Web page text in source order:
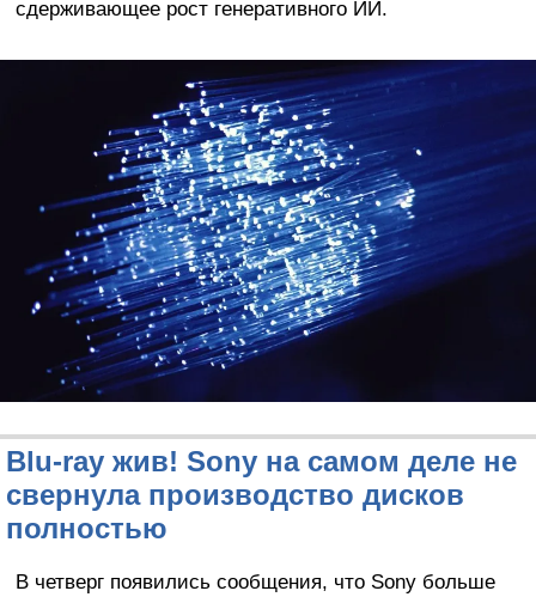
сдерживающее рост генеративного ИИ.
Blu-ray жив! Sony на самом деле не
свернула производство дисков
полностью
В четверг появились сообщения, что Sony больше